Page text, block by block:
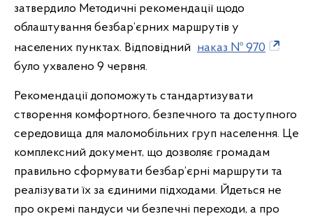
затвердило Методичні рекомендації щодо
облаштування безбар’єрних маршрутів у
населених пунктах. Відповідний наказ № 970
було ухвалено 9 червня.
Рекомендації допоможуть стандартизувати
створення комфортного, безпечного та доступного
середовища для маломобільних груп населення. Це
комплексний документ, що дозволяє громадам
правильно сформувати безбар’єрні маршрути та
реалізувати їх за єдиними підходами. Йдеться не
про окремі пандуси чи безпечні переходи, а про